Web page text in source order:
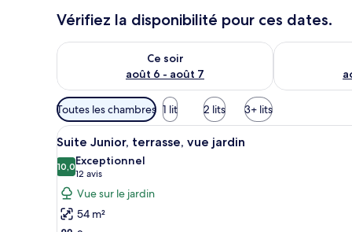
s
Vérifiez la disponibilité pour ces dates.
Ce soir
août 6 - août 7
Vérifier la disponibilité pour ce soir août 6 - août 7
Vérifier la
Filtres
disponibles
pour
les
chambres
Toutes les chambres 1 lit 2 lits 3+ lits
Afficher
toutes
les
photos
pour
ce
Un salon moderne
6
Suite Junior, terrasse, vue jardin
10,010,0 sur 10
Exceptionnel
12 avis
(12 avis)
Vue sur le jardin
54 m²